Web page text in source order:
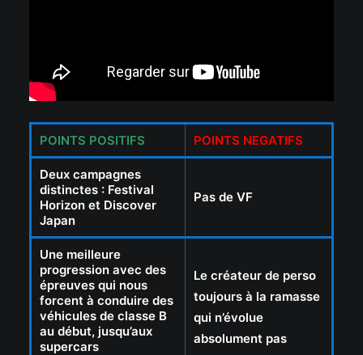
POINTS POSITIFS POINTS NEGATIFS
Deux campagnes
distinctes : Festival
Horizon et Discover
Japan
Pas de VF
Une meilleure
progression avec des
épreuves qui nous
forcent à conduire des
véhicules de classe B
au début, jusqu’aux
supercars
Le créateur de perso
toujours à la ramasse
qui n’évolue
absolument pas